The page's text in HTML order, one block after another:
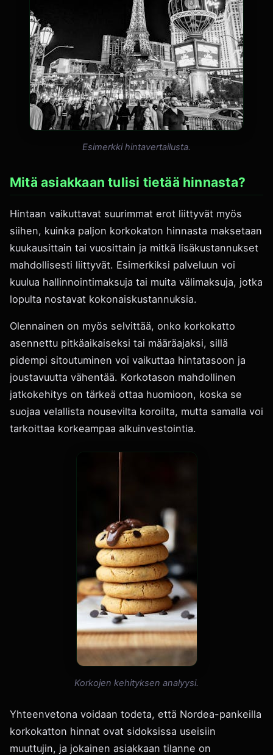
Esimerkki hintavertailusta.
Mitä asiakkaan tulisi tietää hinnasta?
Hintaan vaikuttavat suurimmat erot liittyvät myös
siihen, kuinka paljon korkokaton hinnasta maksetaan
kuukausittain tai vuosittain ja mitkä lisäkustannukset
mahdollisesti liittyvät. Esimerkiksi palveluun voi
kuulua hallinnointimaksuja tai muita välimaksuja, jotka
lopulta nostavat kokonaiskustannuksia.
Olennainen on myös selvittää, onko korkokatto
asennettu pitkäaikaiseksi tai määräajaksi, sillä
pidempi sitoutuminen voi vaikuttaa hintatasoon ja
joustavuutta vähentää. Korkotason mahdollinen
jatkokehitys on tärkeä ottaa huomioon, koska se
suojaa velallista nousevilta koroilta, mutta samalla voi
tarkoittaa korkeampaa alkuinvestointia.
Korkojen kehityksen analyysi.
Yhteenvetona voidaan todeta, että Nordea-pankeilla
korkokatton hinnat ovat sidoksissa useisiin
muuttujin, ja jokainen asiakkaan tilanne on